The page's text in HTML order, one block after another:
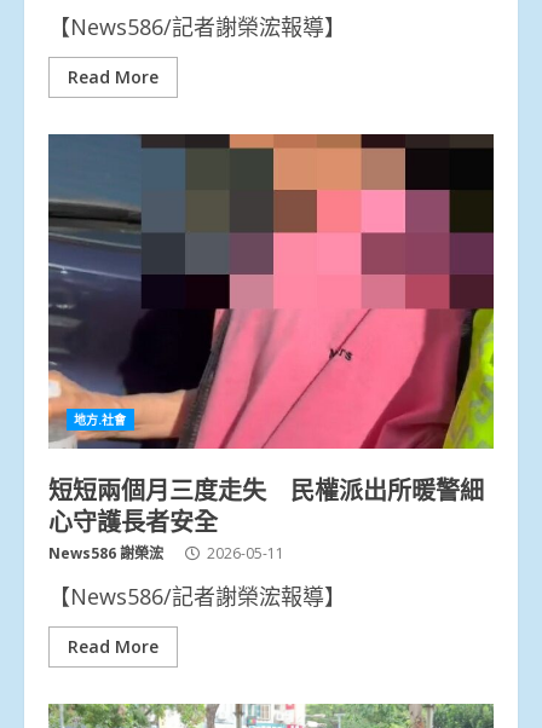
【News586/記者謝榮浤報導】
Read More
地方.社會
短短兩個月三度走失 民權派出所暖警細
心守護長者安全
News586 謝榮浤 2026-05-11
【News586/記者謝榮浤報導】
Read More